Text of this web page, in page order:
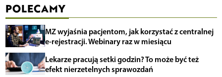
POLECAMY
MZ wyjaśnia pacjentom, jak korzystać z centralnej
e-rejestracji. Webinary raz w miesiącu
Lekarze pracują setki godzin? To może być też
efekt nierzetelnych sprawozdań